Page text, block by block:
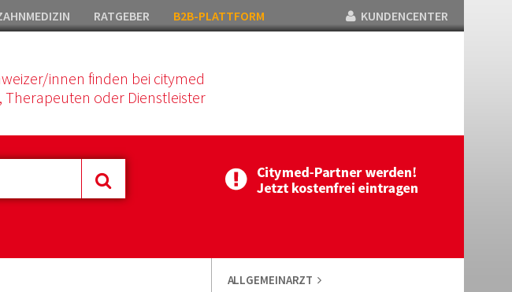
RATGEBER B2B-PLATTFORM KUNDENCENTER
innen finden bei citymed
Therapeuten oder Dienstleister
ALLGEMEINARZT